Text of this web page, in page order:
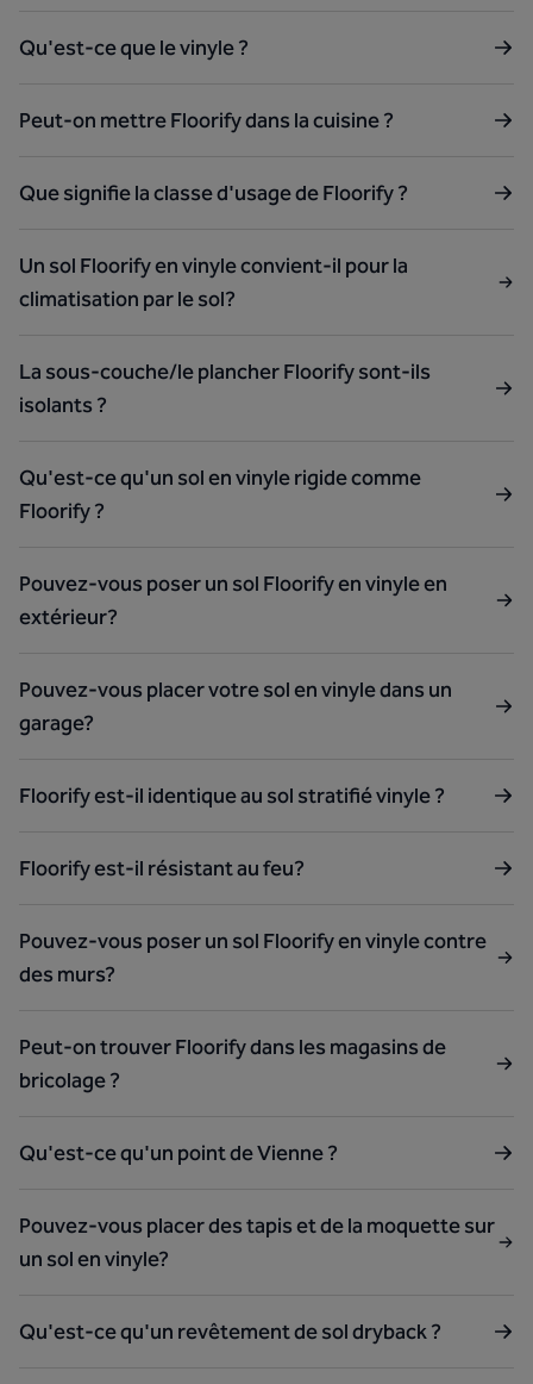
Qu'est-ce que le vinyle ?
Peut-on mettre Floorify dans la cuisine ?
Que signifie la classe d'usage de Floorify ?
Un sol Floorify en vinyle convient-il pour la
climatisation par le sol?
La sous-couche/le plancher Floorify sont-ils
isolants ?
Qu'est-ce qu'un sol en vinyle rigide comme
Floorify ?
Pouvez-vous poser un sol Floorify en vinyle en
extérieur?
Pouvez-vous placer votre sol en vinyle dans un
garage?
Floorify est-il identique au sol stratifié vinyle ?
Floorify est-il résistant au feu?
Pouvez-vous poser un sol Floorify en vinyle contre
des murs?
Peut-on trouver Floorify dans les magasins de
bricolage ?
Qu'est-ce qu'un point de Vienne ?
Pouvez-vous placer des tapis et de la moquette sur
un sol en vinyle?
Qu'est-ce qu'un revêtement de sol dryback ?